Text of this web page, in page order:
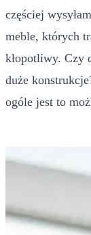
częściej
meble, których
kłopotliwy. Czy
duże
ogóle jest to